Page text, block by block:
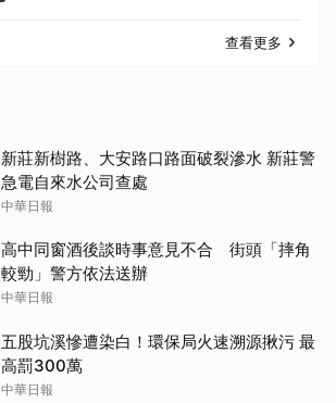
查看更多
新莊新樹路、大安路口路面破裂滲水 新莊警
急電自來水公司查處
中華日報
高中同窗酒後談時事意見不合 街頭「摔角
較勁」警方依法送辦
中華日報
五股坑溪慘遭染白！環保局火速溯源揪污 最
高罰300萬
中華日報